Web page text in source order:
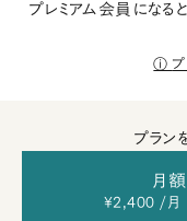
プレミアム会員になる
プラン
月
¥2,400 /月